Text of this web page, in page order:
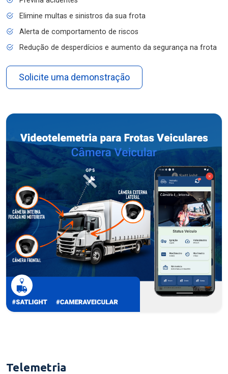
Elimine multas e sinistros da sua frota
Alerta de comportamento de riscos
Redução de desperdícios e aumento da segurança na frota
Solicite uma demonstração
Telemetria